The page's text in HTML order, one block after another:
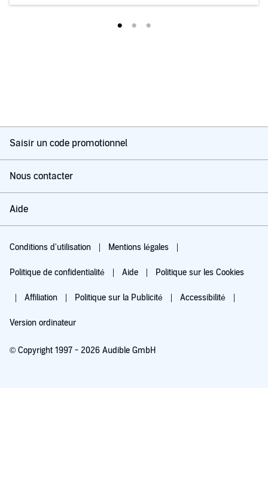
Saisir un code promotionnel
Nous contacter
Aide
Conditions d'utilisation Mentions légales
Politique de confidentialité Aide Politique sur les Cookies
Affiliation Politique sur la Publicité Accessibilité
Version ordinateur
© Copyright 1997 - 2026 Audible GmbH